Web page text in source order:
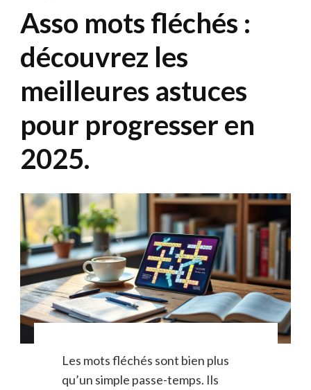
Asso mots fléchés :
découvrez les
meilleures astuces
pour progresser en
2025.
Les mots fléchés sont bien plus
qu’un simple passe-temps. Ils